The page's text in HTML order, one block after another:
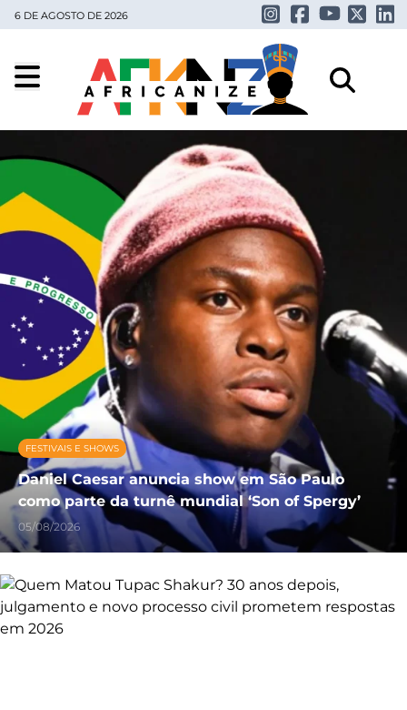
6 DE AGOSTO DE 2026
FESTIVAIS E SHOWS
Daniel Caesar anuncia show em São Paulo
como parte da turnê mundial ‘Son of Spergy’
05/08/2026